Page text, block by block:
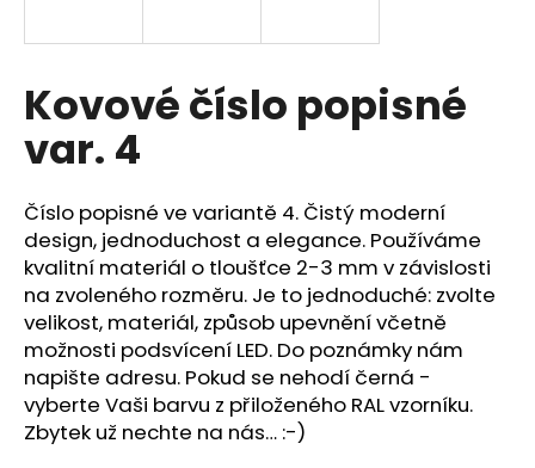
Kovové číslo popisné
var. 4
Číslo popisné ve variantě 4. Čistý moderní
design, jednoduchost a elegance. Používáme
kvalitní materiál o tloušťce 2-3 mm v závislosti
na zvoleného rozměru. Je to jednoduché: zvolte
velikost, materiál, způsob upevnění včetně
možnosti podsvícení LED. Do poznámky nám
napište adresu. Pokud se nehodí černá -
vyberte Vaši barvu z přiloženého RAL vzorníku.
Zbytek už nechte na nás… :-)
í
t
?
HLEDAT
D
o
p